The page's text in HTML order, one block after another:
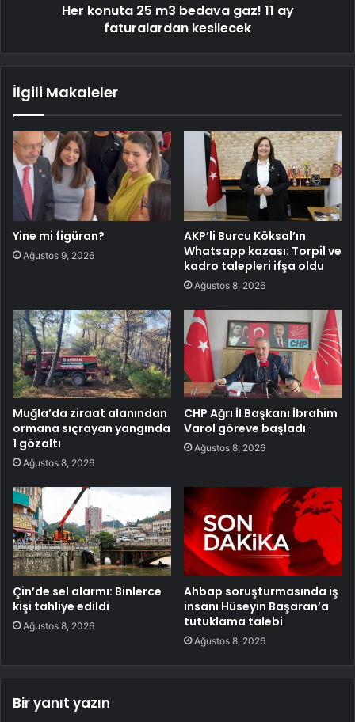
Her konuta 25 m3 bedava gaz! 11 ay
faturalardan kesilecek
İlgili Makaleler
Yine mi figüran?
Ağustos 9, 2026
AKP’li Burcu Köksal’ın
Whatsapp kazası: Torpil ve
kadro talepleri ifşa oldu
Ağustos 8, 2026
Muğla’da ziraat alanından
ormana sıçrayan yangında
1 gözaltı
Ağustos 8, 2026
CHP Ağrı İl Başkanı İbrahim
Varol göreve başladı
Ağustos 8, 2026
Çin’de sel alarmı: Binlerce
kişi tahliye edildi
Ağustos 8, 2026
Ahbap soruşturmasında iş
insanı Hüseyin Başaran’a
tutuklama talebi
Ağustos 8, 2026
Bir yanıt yazın